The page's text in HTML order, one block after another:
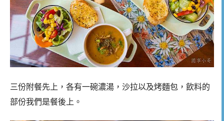
三份附餐先上，各有一碗濃湯，沙拉以及烤麵包，飲料的
部份我們是餐後上。